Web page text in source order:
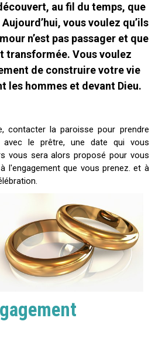
au fil du temps, que
vous voulez qu’ils
n’est pas passager et que
transformée. Vous voulez
de construire votre vie
les hommes et devant Dieu.
contacter la paroisse pour prendre
avec le prêtre, une date qui vous
vous sera alors proposé pour vous
l'engagement que vous prenez. et à